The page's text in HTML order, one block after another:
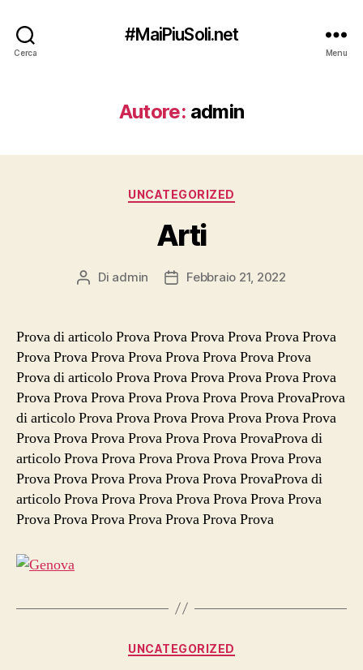
Cerca
#MaiPiuSoli.net
Menu
Autore: admin
Categorie
UNCATEGORIZED
Arti
Autore
Di admin
DataFebbraio 21, 2022
Prova di articolo Prova Prova Prova Prova Prova Prova
Prova Prova Prova Prova Prova Prova Prova Prova
Prova di articolo Prova Prova Prova Prova Prova Prova
Prova Prova Prova Prova Prova Prova Prova ProvaProva
di articolo Prova Prova Prova Prova Prova Prova Prova
Prova Prova Prova Prova Prova Prova ProvaProva di
articolo Prova Prova Prova Prova Prova Prova Prova
Prova Prova Prova Prova Prova Prova ProvaProva di
articolo Prova Prova Prova Prova Prova Prova Prova
Prova Prova Prova Prova Prova Prova Prova
Categorie
UNCATEGORIZED